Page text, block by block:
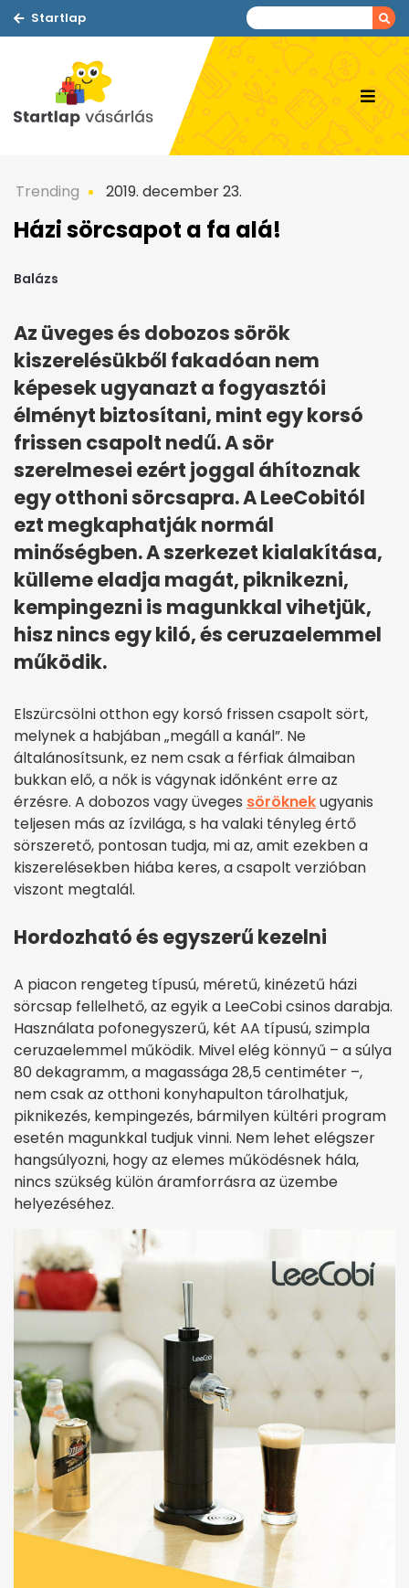
Startlap
Trending 2019. december 23.
Házi sörcsapot a fa alá!
Balázs
Az üveges és dobozos sörök
kiszerelésükből fakadóan nem
képesek ugyanazt a fogyasztói
élményt biztosítani, mint egy korsó
frissen csapolt nedű. A sör
szerelmesei ezért joggal áhítoznak
egy otthoni sörcsapra. A LeeCobitól
ezt megkaphatják normál
minőségben. A szerkezet kialakítása,
külleme eladja magát, piknikezni,
kempingezni is magunkkal vihetjük,
hisz nincs egy kiló, és ceruzaelemmel
működik.
Elszürcsölni otthon egy korsó frissen csapolt sört,
melynek a habjában „megáll a kanál”. Ne
általánosítsunk, ez nem csak a férfiak álmaiban
bukkan elő, a nők is vágynak időnként erre az
érzésre. A dobozos vagy üveges söröknekugyanis
teljesen más az ízvilága, s ha valaki tényleg értő
sörszerető, pontosan tudja, mi az, amit ezekben a
kiszerelésekben hiába keres, a csapolt verzióban
viszont megtalál.
Hordozható és egyszerű kezelni
A piacon rengeteg típusú, méretű, kinézetű házi
sörcsap fellelhető, az egyik a LeeCobi csinos darabja.
Használata pofonegyszerű, két AA típusú, szimpla
ceruzaelemmel működik. Mivel elég könnyű – a súlya
80 dekagramm, a magassága 28,5 centiméter –,
nem csak az otthoni konyhapulton tárolhatjuk,
piknikezés, kempingezés, bármilyen kültéri program
esetén magunkkal tudjuk vinni. Nem lehet elégszer
hangsúlyozni, hogy az elemes működésnek hála,
nincs szükség külön áramforrásra az üzembe
helyezéséhez.